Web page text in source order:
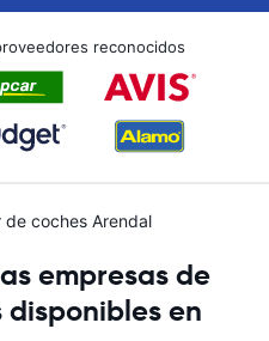
reconocidos
de coches Arendal
empresas de
en